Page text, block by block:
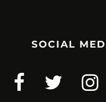
SOCIAL